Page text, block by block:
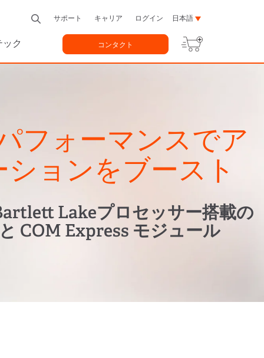
ク
サポート キャリア ログイン 日本語
コンタクト
フォーマンスでア
ョンをブースト
Lakeプロセッサー搭載の
COM Express モジュール